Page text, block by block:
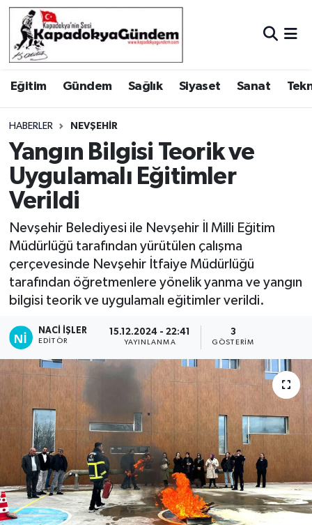
Eğitim Gündem Sağlık Siyaset Sanat
HABERLER NEVŞEHIR
Yangın Bilgisi Teorik ve
Uygulamalı Eğitimler
Verildi
Nevşehir Belediyesi ile Nevşehir İl Milli Eğitim
Müdürlüğü tarafından yürütülen çalışma
çerçevesinde Nevşehir İtfaiye Müdürlüğü
tarafından öğretmenlere yönelik yanma ve yangın
bilgisi teorik ve uygulamalı eğitimler verildi.
NACI İŞLER
EDITÖR
15.12.2024 - 22:41
YAYINLANMA
3
GÖSTERIM
Hava Durumu
Trafik Durumu
Süper Lig Puan Durumu ve Fikstür
Tüm Manşetler
Son Dakika Haberleri
Haber Arşivi